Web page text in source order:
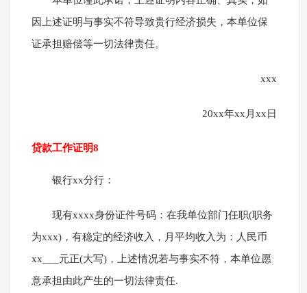
因上述证明与事实不符导致贵行经济损失，本单位保
证承担赔偿等一切法律责任。
xxx
20xx年xx月xx日
贷款工作证明8
银行xx分行：
现有xxxx身份证件号码：在我单位部门任职(职务
为xxx)，有稳定的经济收入，月平均收入为：人民币
xx___元正(大写)，上述情况若与事实不符，本单位愿
意承担由此产生的一切法律责任.